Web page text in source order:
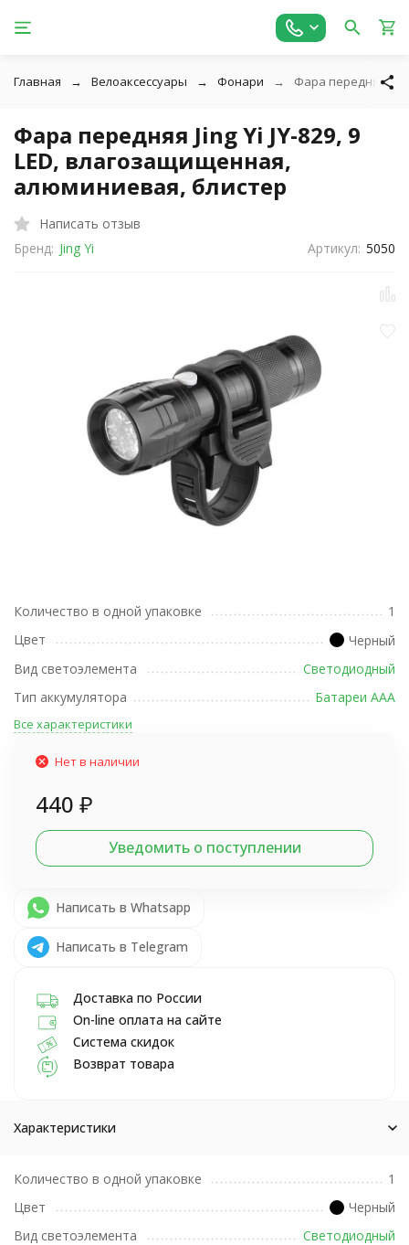
Главная Велоаксессуары Фонари Фара передняя
Фара передняя Jing Yi JY-829, 9
LED, влагозащищенная,
алюминиевая, блистер
Написать отзыв
Бренд: Jing Yi Артикул: 5050
Количество в одной упаковке
1
Цвет
Черный
Вид светоэлемента
Светодиодный
Тип аккумулятора
Батареи ААА
Все характеристики
Нет в наличии
440 ₽
Уведомить о поступлении
Написать в Whatsapp
Написать в Telegram
Доставка по России
On-line оплата на сайте
Система скидок
Возврат товара
Характеристики
Количество в одной упаковке
1
Цвет
Черный
Вид светоэлемента
Светодиодный